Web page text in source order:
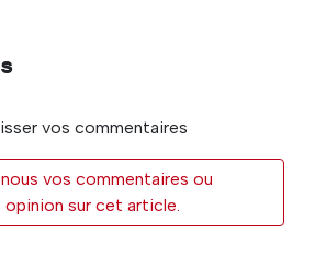
vos commentaires
vos commentaires ou
sur cet article.